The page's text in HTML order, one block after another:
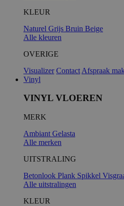
KLEUR
Naturel Grijs Bruin Beige
Alle kleuren
OVERIGE
Visualizer Contact Afspraak
Vinyl
VINYL VLOEREN
MERK
Ambiant Gelasta
Alle merken
UITSTRALING
Betonlook Plank Spikkel
Alle uitstralingen
KLEUR